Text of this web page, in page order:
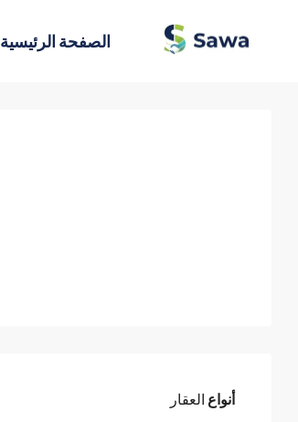
الصفحة الرئيسية
أنواع العقار